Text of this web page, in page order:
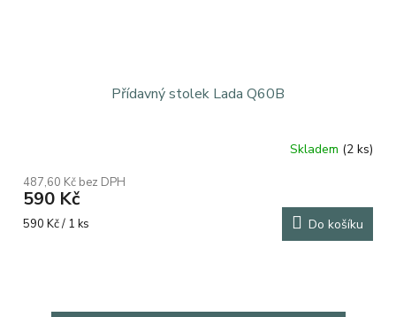
Přídavný stolek Lada Q60B
Skladem (2 ks)
487,60 Kč bez DPH
590 Kč
Měrná
590 Kč / 1 ks Do košíku